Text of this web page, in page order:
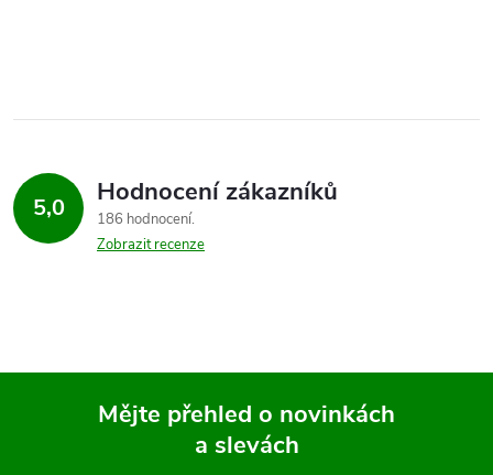
5,0 Hodnocení zákazníků
186 hodnocení
Zobrazit recenze
Mějte přehled o novinkách
a slevách